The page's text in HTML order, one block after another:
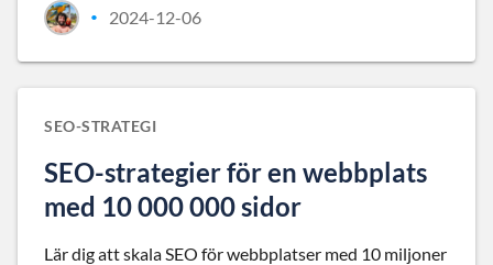
• 2024-12-06
SEO-STRATEGI
SEO-strategier för en webbplats
med 10 000 000 sidor
Lär dig att skala SEO för webbplatser med 10 miljoner